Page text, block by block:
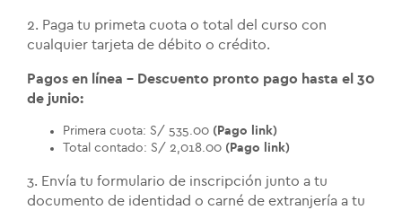
2. Paga tu primeta cuota o total del curso con
cualquier tarjeta de débito o crédito.
Pagos en línea - Descuento pronto pago hasta el 30
de junio:
Primera cuota: S/ 535.00 (Pago link)
Total contado: S/ 2,018.00 (Pago link)
3. Envía tu formulario de inscripción junto a tu
documento de identidad o carné de extranjería a tu